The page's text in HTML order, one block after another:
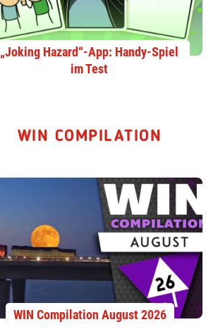
„Joking Hazard“-App: Handy-Spiel
im Test
WIN COMPILATION
WIN Compilation August 2026